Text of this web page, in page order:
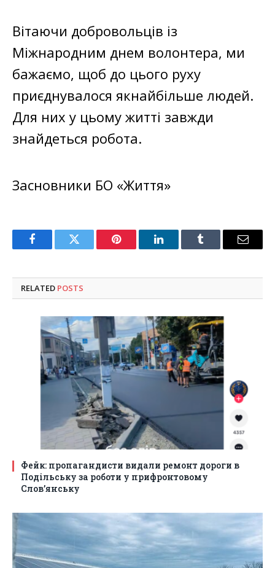
Вітаючи добровольців із
Міжнародним днем ​​волонтера, ми
бажаємо, щоб до цього руху
приєднувалося якнайбільше людей.
Для них у цьому житті завжди
знайдеться робота.
Засновники БО «Життя»
FacebookTwitter Pinterest LinkedInTumblr Email
RELATED POSTS
Фейк: пропагандисти видали ремонт дороги в
Подільську за роботи у прифронтовому
Слов’янську